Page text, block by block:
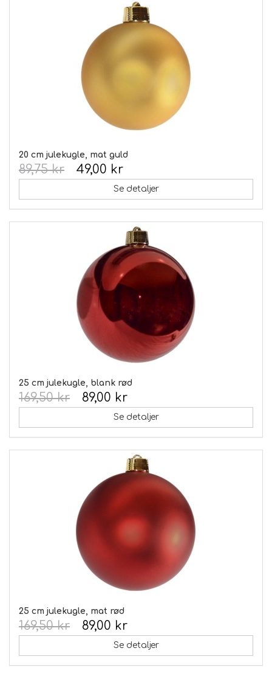
20 cm julekugle, mat guld
49,00 kr
89,75 kr
Se detaljer
25 cm julekugle, blank rød
89,00 kr
169,50 kr
Se detaljer
25 cm julekugle, mat rød
89,00 kr
169,50 kr
Se detaljer